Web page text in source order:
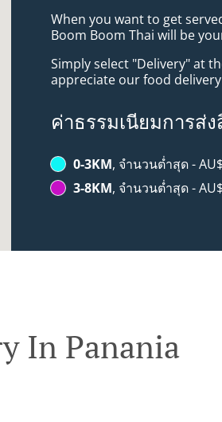
When you want to get
Boom Boom Thai will be
Simply select "Delivery" at
appreciate our food
ค่าธรรมเนียมการส่
0-3KM, จำนวนต่ำสุด -
3-8KM, จำนวนต่ำสุด -
In Panania